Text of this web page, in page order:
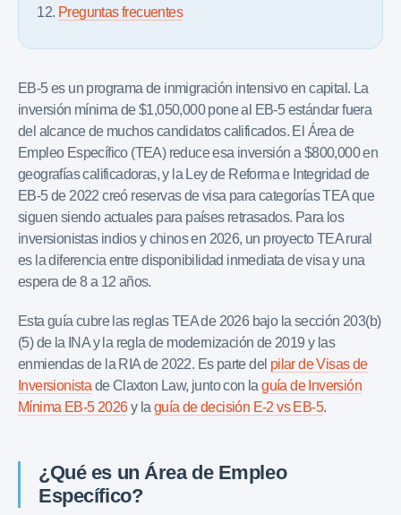
Preguntas frecuentes
EB-5 es un programa de inmigración intensivo en capital. La
inversión mínima de $1,050,000 pone al EB-5 estándar fuera
del alcance de muchos candidatos calificados. El Área de
Empleo Específico (TEA) reduce esa inversión a $800,000 en
geografías calificadoras, y la Ley de Reforma e Integridad de
EB-5 de 2022 creó reservas de visa para categorías TEA que
siguen siendo actuales para países retrasados. Para los
inversionistas indios y chinos en 2026, un proyecto TEA rural
es la diferencia entre disponibilidad inmediata de visa y una
espera de 8 a 12 años.
Esta guía cubre las reglas TEA de 2026 bajo la sección 203(b)
(5) de la INA y la regla de modernización de 2019 y las
enmiendas de la RIA de 2022. Es parte del pilar de Visas de
Inversionista de Claxton Law, junto con laguía de Inversión
Mínima EB-5 2026y la guía de decisión E-2 vs EB-5.
¿Qué es un Área de Empleo
Específico?